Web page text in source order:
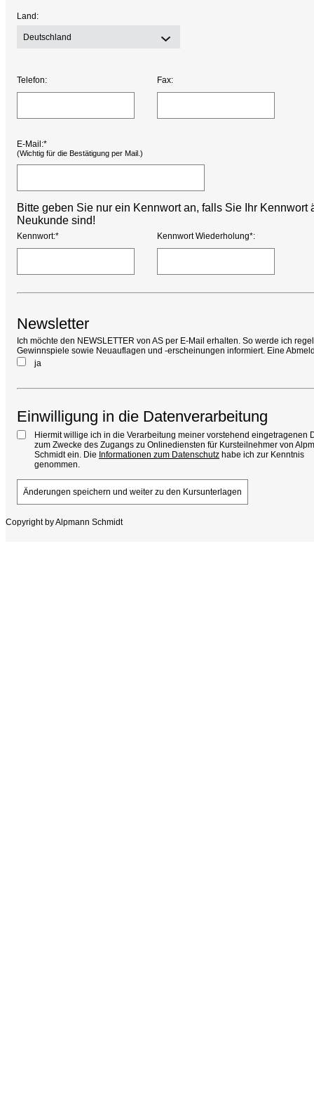
Land:
Deutschland
Telefon: Fax:
E-Mail:*
(Wichtig für die Bestätigung per Mail.)
Bitte geben Sie nur ein Kennwort an, falls Sie Ihr Kennwort
Neukunde sind!
Kennwort:* Kennwort Wiederholung*:
Newsletter
Ich möchte den NEWSLETTER von AS per E-Mail erhalten. So werde ich
Gewinnspiele sowie Neuauflagen und -erscheinungen informiert. Eine
ja
Einwilligung in die Datenverarbeitung
Hiermit willige ich in die Verarbeitung meiner vorstehend eingetragenen
zum Zwecke des Zugangs zu Onlinediensten für Kursteilnehmer von
Schmidt ein. Die Informationen zum Datenschutz habe ich zur Kenntnis
genommen.
Copyright by Alpmann Schmidt